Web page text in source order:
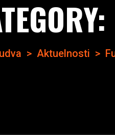
> Aktuelnosti >